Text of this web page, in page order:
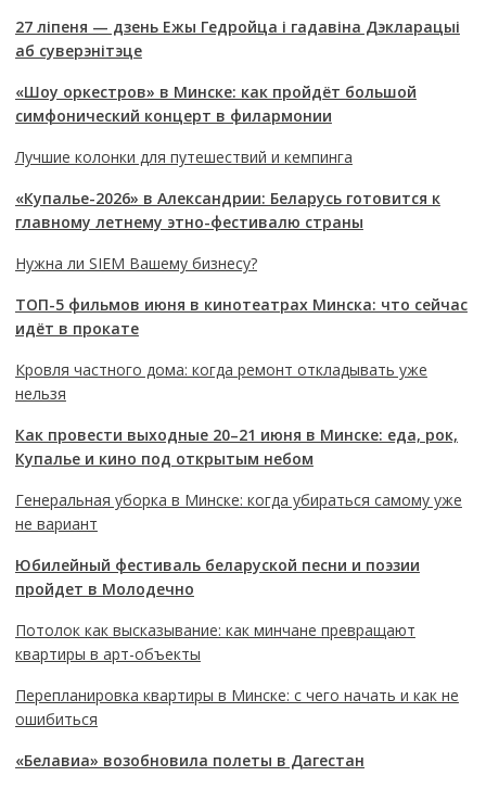
27 ліпеня — дзень Ежы Гедройца і гадавіна Дэкларацыі
аб суверэнітэце
«Шоу оркестров» в Минске: как пройдёт большой
симфонический концерт в филармонии
Лучшие колонки для путешествий и кемпинга
«Купалье-2026» в Александрии: Беларусь готовится к
главному летнему этно-фестивалю страны
Нужна ли SIEM Вашему бизнесу?
ТОП-5 фильмов июня в кинотеатрах Минска: что сейчас
идёт в прокате
Кровля частного дома: когда ремонт откладывать уже
нельзя
Как провести выходные 20–21 июня в Минске: еда, рок,
Купалье и кино под открытым небом
Генеральная уборка в Минске: когда убираться самому уже
не вариант
Юбилейный фестиваль беларуской песни и поэзии
пройдет в Молодечно
Потолок как высказывание: как минчане превращают
квартиры в арт-объекты
Перепланировка квартиры в Минске: с чего начать и как не
ошибиться
«Белавиа» возобновила полеты в Дагестан